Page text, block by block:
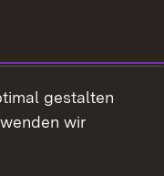
gestalten
wir